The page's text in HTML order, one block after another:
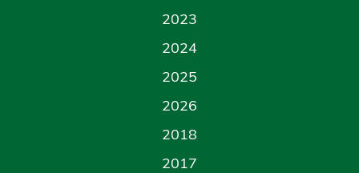
2023
2024
2025
2026
2018
2017